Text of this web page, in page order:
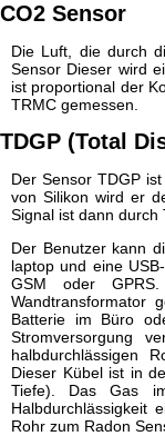
CO2 Sensor
Die Luft, die durch
Sensor Dieser wird
ist proportional der
TRMC gemessen.
TDGP (Total
Der Sensor TDGP
von Silikon wird er
Signal ist dann durch
Der Benutzer kann
laptop und eine
GSM oder
Wandtransformator
Batterie im Büro
Stromversorgung
halbdurchlässigen
Dieser Kübel ist in
Tiefe). Das Gas
Halbdurchlässigkeit
Rohr zum Radon